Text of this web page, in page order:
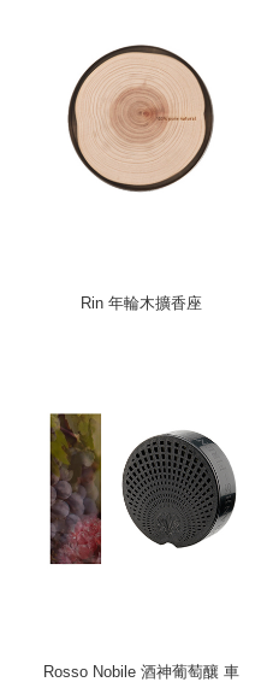
Rin 年輪木擴香座
Rosso Nobile 酒神葡萄釀 車